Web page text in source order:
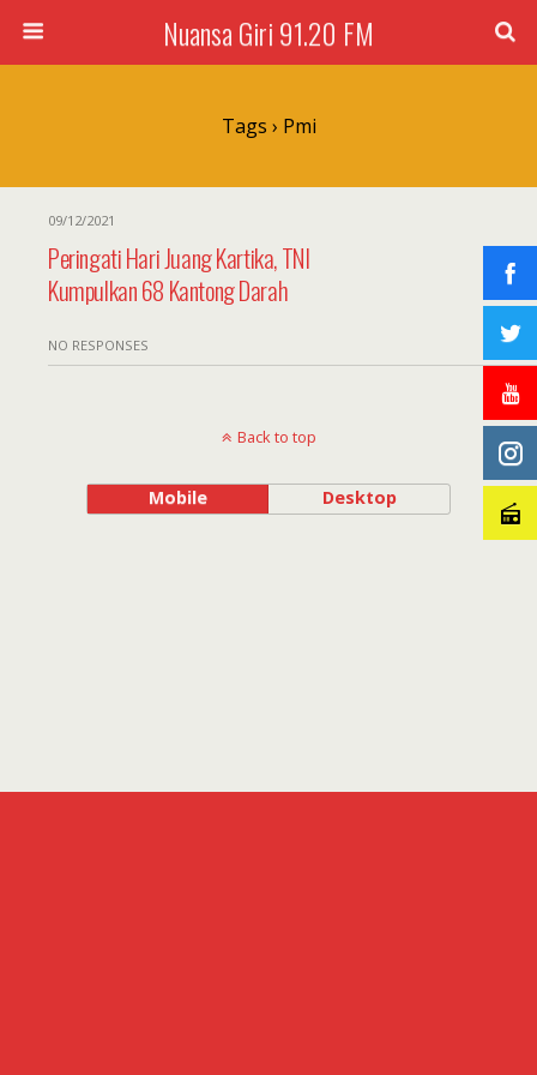
Nuansa Giri 91.20 FM
Tags › Pmi
09/12/2021
Peringati Hari Juang Kartika, TNI
Kumpulkan 68 Kantong Darah
NO RESPONSES
Back to top
Mobile Desktop